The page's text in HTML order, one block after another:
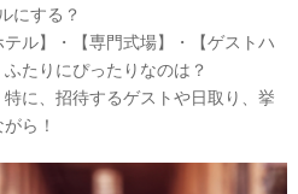
にする？
ル】・【専門式場】・【ゲストハ
たりにぴったりなのは？
に、招待するゲストや日取り、挙
ら！